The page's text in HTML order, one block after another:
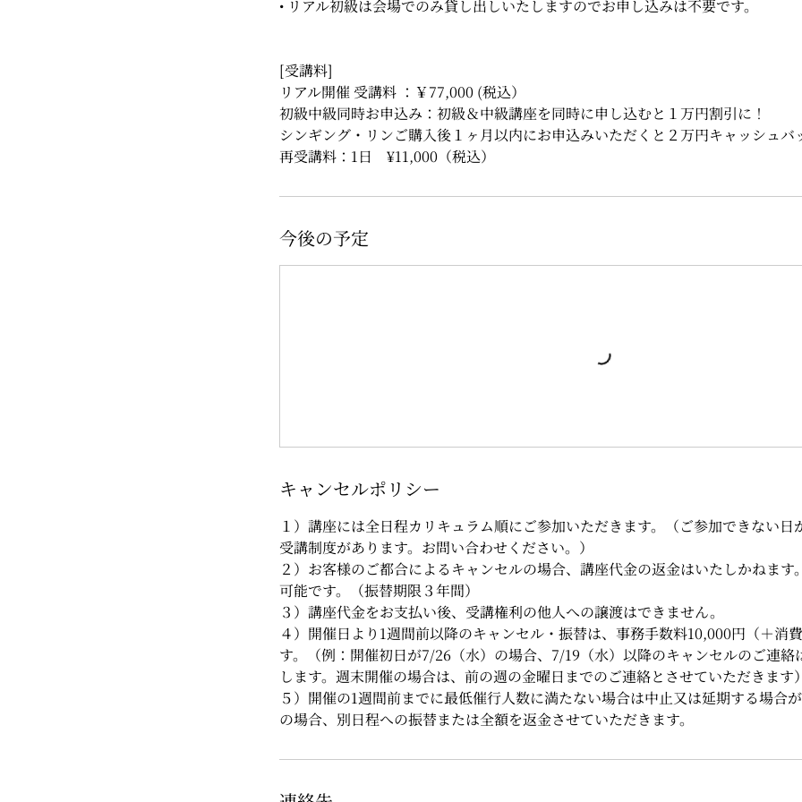
• リアル初級は会場でのみ貸し出しいたしますのでお申し込みは不要です。
[受講料]
リアル開催 受講料 ：￥77,000 (税込）
初級中級同時お申込み：初級＆中級講座を同時に申し込むと１万円割引に！
シンギング・リンご購入後１ヶ月以内にお申込みいただくと２万円キャッシュ
再受講料：1日 ¥11,000（税込）
今後の予定
キャンセルポリシー
１）講座には全日程カリキュラム順にご参加いただきます。（ご参加できない日
受講制度があります。お問い合わせください。）
２）お客様のご都合によるキャンセルの場合、講座代金の返金はいたしかねます
可能です。（振替期限３年間）
３）講座代金をお支払い後、受講権利の他人への譲渡はできません。
４）開催日より1週間前以降のキャンセル・振替は、事務手数料10,000円（＋消
す。（例：開催初日が7/26（水）の場合、7/19（水）以降のキャンセルのご連絡
します。週末開催の場合は、前の週の金曜日までのご連絡とさせていただきます
５）開催の1週間前までに最低催行人数に満たない場合は中止又は延期する場合
の場合、別日程への振替または全額を返金させていただきます。